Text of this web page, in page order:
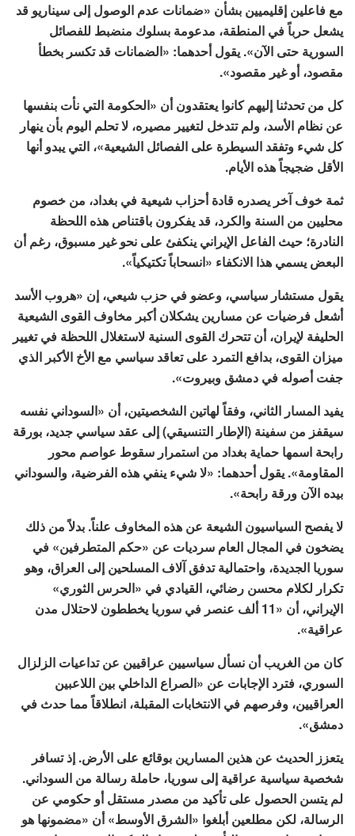
مع فاعلين إقليميين بشأن «ضمانات عدم الوصول إلى سيناريو قد
يشعل حرباً في المنطقة، مدعومة بسلوك منضبط للفصائل
السورية حتى الآن». يقول أحدهما: «الضمانات قد تكسر بخطأ
مقصود، أو غير مقصود».
كل من تحدثنا إليهم كانوا يعتقدون أن «الحكومة التي نأت بنفسها
عن نظام الأسد، ولم تتدخل لتغيير مصيره، لا تحلم اليوم بأن ينهار
كل شيء وتفقد السيطرة على الفصائل الشيعية»، التي يبدو أنها
الأقل ضجيجاً هذه الأيام.
ثمة خوف آخر يصدره قادة أحزاب شيعية في بغداد، من خصوم
محليين من السنة والكرد، قد يفكرون باقتناص هذه اللحظة
النادرة؛ حيث الفاعل الإيراني ينكفئ على نحو غير مسبوق، رغم أن
البعض يسمي هذا الانكفاء «انسحاباً تكتيكياً».
يقول مستشار سياسي، وعضو في حزب شيعي، إن «هروب الأسد
أشعل فرضيات عن مسارين يشكلان أكبر مخاوف القوى الشيعية
الحليفة لإيران، أن تتحرك القوى السنية لاستغلال اللحظة في تغيير
ميزان القوى، بدافع التمرد على تعاقد سياسي مع الأخ الأكبر الذي
جفت أصوله في دمشق وبيروت».
يفيد المسار الثاني، وفقاً لهاتين الشخصيتين، أن «السوداني نفسه
سيقفز من سفينة (الإطار التنسيقي) إلى عقد سياسي جديد، بورقة
رابحة اسمها حماية بغداد من استمرار سقوط عواصم محور
المقاومة». يقول أحدهما: «لا شيء ينفي هذه الفرضية، والسوداني
بيده الآن ورقة رابحة».
لا يفصح السياسيون الشيعة عن هذه المخاوف علناً. بدلاً من ذلك
يضخون في المجال العام سرديات عن «حكم المتطرفين» في
سوريا الجديدة، واحتمالية تدفق آلاف المسلحين إلى العراق، وهو
تكرار لكلام محسن رضائي، القيادي في «الحرس الثوري»
الإيراني، أن «11 ألف عنصر في سوريا يخططون لاحتلال مدن
عراقية».
كان من الغريب أن نسأل سياسيين عراقيين عن تداعيات الزلزال
السوري، فترد الإجابات عن «الصراع الداخلي بين اللاعبين
العراقيين، وفرصهم في الانتخابات المقبلة، انطلاقاً مما حدث في
دمشق».
يتعزز الحديث عن هذين المسارين بوقائع على الأرض. إذ تسافر
شخصية سياسية عراقية إلى سوريا، حاملة رسالة من السوداني.
لم يتسن الحصول على تأكيد من مصدر مستقل أو حكومي عن
الرسالة، لكن مطلعين أبلغوا «الشرق الأوسط» أن «مضمونها هو